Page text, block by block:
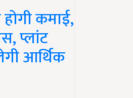
कमाई,
प्लांट
आर्थिक